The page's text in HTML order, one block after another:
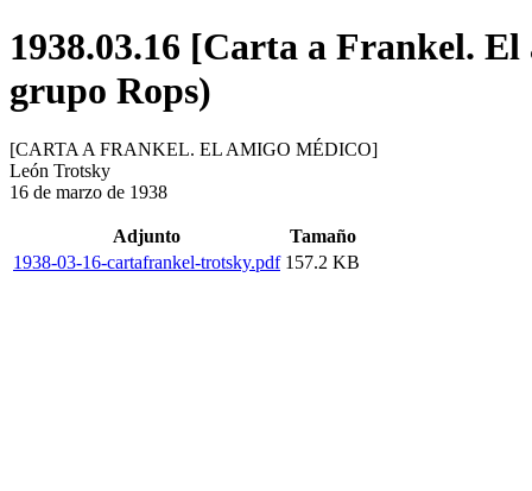
1938.03.16 [Carta a Frankel.
grupo Rops)
[CARTA A FRANKEL. EL AMIGO MÉDICO]
León Trotsky
16 de marzo de 1938
Adjunto
Tamaño
1938-03-16-cartafrankel-trotsky.pdf 157.2 KB